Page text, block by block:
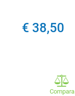
€ 38,50
Compara